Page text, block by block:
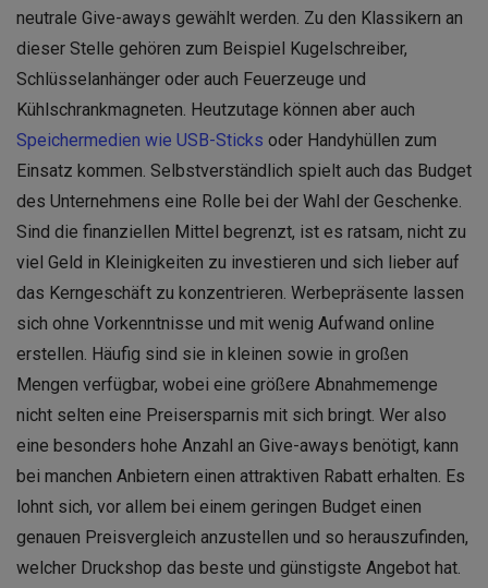
neutrale Give-aways gewählt werden. Zu den Klassikern an
dieser Stelle gehören zum Beispiel Kugelschreiber,
Schlüsselanhänger oder auch Feuerzeuge und
Kühlschrankmagneten. Heutzutage können aber auch
Speichermedien wie USB-Sticks oder Handyhüllen zum
Einsatz kommen. Selbstverständlich spielt auch das Budget
des Unternehmens eine Rolle bei der Wahl der Geschenke.
Sind die finanziellen Mittel begrenzt, ist es ratsam, nicht zu
viel Geld in Kleinigkeiten zu investieren und sich lieber auf
das Kerngeschäft zu konzentrieren. Werbepräsente lassen
sich ohne Vorkenntnisse und mit wenig Aufwand online
erstellen. Häufig sind sie in kleinen sowie in großen
Mengen verfügbar, wobei eine größere Abnahmemenge
nicht selten eine Preisersparnis mit sich bringt. Wer also
eine besonders hohe Anzahl an Give-aways benötigt, kann
bei manchen Anbietern einen attraktiven Rabatt erhalten. Es
lohnt sich, vor allem bei einem geringen Budget einen
genauen Preisvergleich anzustellen und so herauszufinden,
welcher Druckshop das beste und günstigste Angebot hat.